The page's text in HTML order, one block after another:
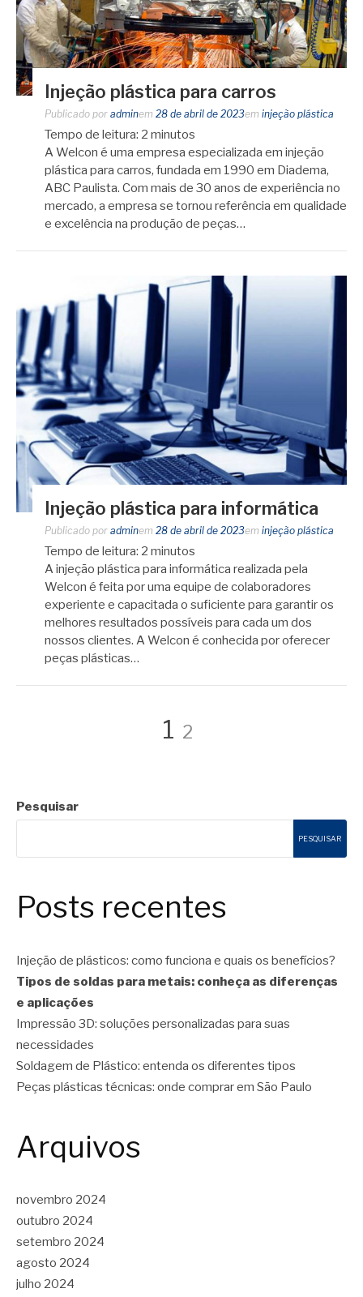
Injeção plástica para carros
Publicado por adminem 28 de abril de 2023em injeção plástica
Tempo de leitura: 2 minutos
A Welcon é uma empresa especializada em injeção
plástica para carros, fundada em 1990 em Diadema,
ABC Paulista. Com mais de 30 anos de experiência no
mercado, a empresa se tornou referência em qualidade
e excelência na produção de peças…
Injeção plástica para informática
Publicado por adminem 28 de abril de 2023em injeção plástica
Tempo de leitura: 2 minutos
A injeção plástica para informática realizada pela
Welcon é feita por uma equipe de colaboradores
experiente e capacitada o suficiente para garantir os
melhores resultados possíveis para cada um dos
nossos clientes. A Welcon é conhecida por oferecer
peças plásticas…
Navegação
por
Página
1 Página
2
Pesquisar
PESQUISAR
Posts recentes
Injeção de plásticos: como funciona e quais os benefícios?
Tipos de soldas para metais: conheça as diferenças
e aplicações
Impressão 3D: soluções personalizadas para suas
necessidades
Soldagem de Plástico: entenda os diferentes tipos
Peças plásticas técnicas: onde comprar em São Paulo
Arquivos
novembro 2024
outubro 2024
setembro 2024
agosto 2024
julho 2024